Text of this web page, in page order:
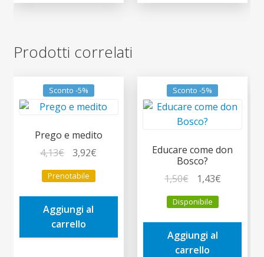
Prodotti correlati
Sconto -5%
Prego e medito
4,13€
prezzo
originale
era:
4,13€.
3,92€
è:
Prenotabile
Aggiungi al
carrello
Sconto -5%
Educare come don
Bosco?
1,50€
prezzo
originale
era:
1,50€.
1,43€Il
è:
Disponibile
Aggiungi al
carrello